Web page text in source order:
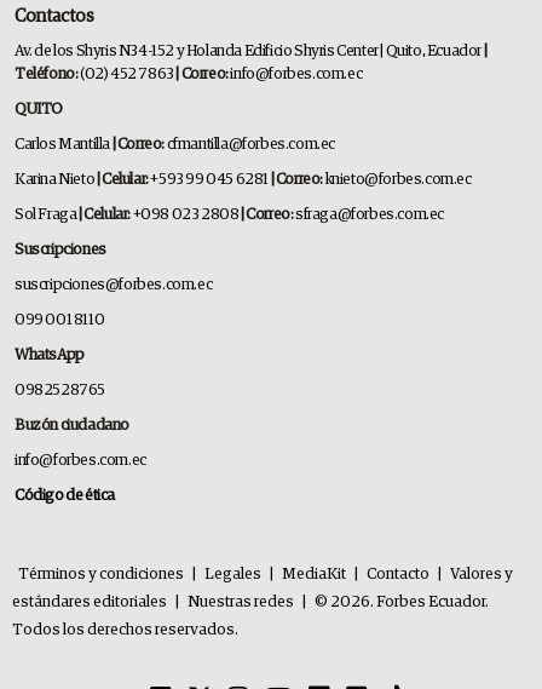
Contactos
Av. de los Shyris N34-152 y Holanda Edificio Shyris Center | Quito, Ecuador
Teléfono:(02) 452 7863 | Correo:info@forbes.com.ec
QUITO
Carlos Mantilla | Correo:cfmantilla@forbes.com.ec
Karina Nieto | Celular:+593 99 045 6281 | Correo:knieto@forbes.com.ec
Sol Fraga| Celular:+098 023 2808 | Correo:sfraga@forbes.com.ec
Suscripciones
suscripciones@forbes.com.ec
099 001 8110
WhatsApp
0982528765
Buzón ciudadano
info@forbes.com.ec
Código de ética
Términos y condiciones Legales MediaKit Contacto
Valores y
estándares editoriales
Nuestras redes
© 2026. Forbes Ecuador.
Todos los derechos reservados.